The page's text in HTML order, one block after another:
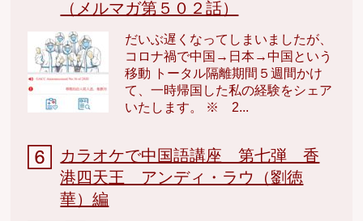
（メルマガ第５０２話）
だいぶ遅くなってしまいましたが、
コロナ禍で中国→日本→中国という
移動 トータル隔離期間５週間かけ
て、一時帰国した私の経験をシェア
いたします。 ※ 2...
カラオケで中国語講座 第七弾 香
港四天王 アンディ・ラウ（劉徳
華）編